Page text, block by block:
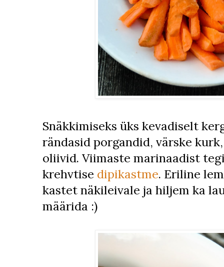
Snäkkimiseks üks kevadiselt
rändasid porgandid, värske
oliivid. Viimaste marinaadist
krehvtise dipikastme. Eriline
kastet näkileivale ja hiljem ka
määrida :)